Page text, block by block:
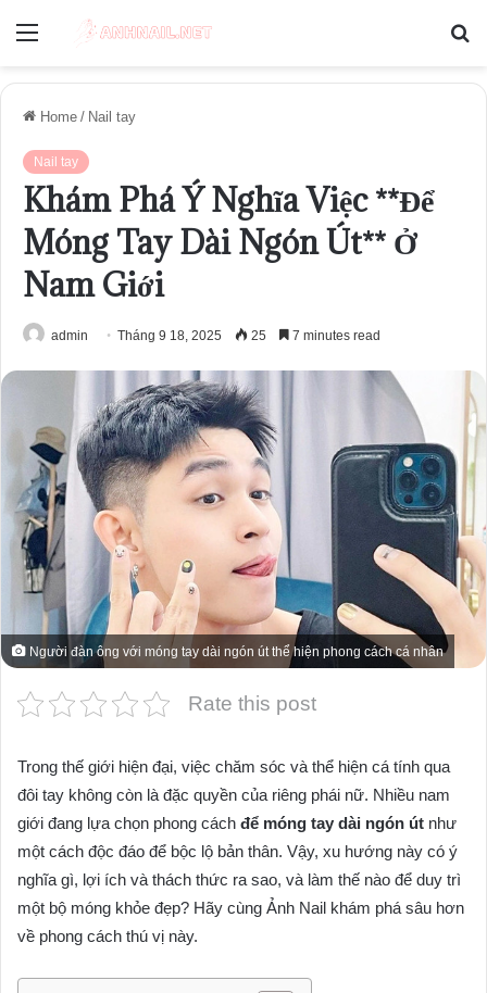
Menu
Home / Nail tay
Nail tay
Khám Phá Ý Nghĩa Việc **Để
Móng Tay Dài Ngón Út** Ở
Nam Giới
admin Tháng 9 18, 2025 25 7 minutes read
Người đàn ông với móng tay dài ngón út thể hiện phong cách cá nhân
Rate this post
Trong thế giới hiện đại, việc chăm sóc và thể hiện cá tính qua
đôi tay không còn là đặc quyền của riêng phái nữ. Nhiều nam
giới đang lựa chọn phong cách để móng tay dài ngón út như
một cách độc đáo để bộc lộ bản thân. Vậy, xu hướng này có ý
nghĩa gì, lợi ích và thách thức ra sao, và làm thế nào để duy trì
một bộ móng khỏe đẹp? Hãy cùng Ảnh Nail khám phá sâu hơn
về phong cách thú vị này.